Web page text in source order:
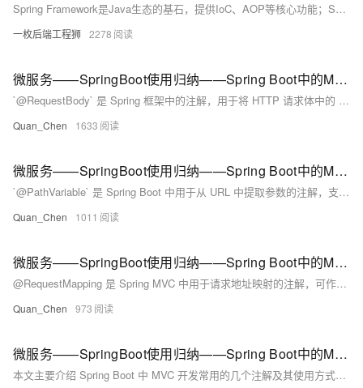
Spring Framework是Java生态的基石，提供IoC、AOP等核心功能；Spring MVC基于其构建，实现Web层MVC架构；Spring Boot则通过自动配置和内嵌服务器，极大简化了开发与部署。三者层层演进，Spring Boot并非替代，而是对前者的高效封装与增强，适用于微服务与快速开发，而深入理解Spring Framework有助于更好驾驭整体技术栈。
一枚后端工程狮 2278
微服务——SpringBoot使用归纳——Spring Boot中的MVC支持——@RequestBody
`@RequestBody` 是 Spring 框架中的注解，用于将 HTTP 请求体中的 JSON 数据自动映射为 Java 对象。例如，前端通过 POST 请求发送包含 `username` 和 `password` 的 JSON 数据，后端可通过带有 `@RequestBody` 注解的方法参数接收并处理。此注解适用于传递复杂对象的场景，简化了数据解析过程。与表单提交不同，它主要用于接收 JSON 格式的实体数据。
Quan_Chen 1633
微服务——SpringBoot使用归纳——Spring Boot中的MVC支持——@PathVariable
`@PathVariable` 是 Spring Boot 中用于从 URL 中提取参数的注解，支持 RESTful 风格接口开发。例如，通过 `@GetMapping(&quot;/user/{id}&quot;)` 可以将 URL 中的 `{id}` 参数自动映射到方法参数中。若参数名不一致，可通过 `@PathVariable(&quot;自定义名&quot;)` 指定绑定关系。此外，还支持多参数占位符，如 `/user/{id}/{name}`，分别映射到方法中的多个参数。运行项目后，访问指定 URL 即可验证参数是否正确接收。
Quan_Chen 1011
微服务——SpringBoot使用归纳——Spring Boot中的MVC支持——@RequestMapping
@RequestMapping 是 Spring MVC 中用于请求地址映射的注解，可作用于类或方法上。类级别定义控制器父路径，方法级别进一步指定处理逻辑。常用属性包括 value（请求地址）、method（请求类型，如 GET/POST 等，默认 GET）和 produces（返回内容类型）。例如：`@RequestMapping(value = &quot;/test&quot;, produces = &quot;application/json; charset=UTF-8&quot;)`。此外，针对不同请求方式还有简化注解，如 @GetMapping、@PostMapping 等。
Quan_Chen 973
微服务——SpringBoot使用归纳——Spring Boot中的MVC支持——@RestController
本文主要介绍 Spring Boot 中 MVC 开发常用的几个注解及其使用方式，包括 `@RestController`、`@RequestMapping`、`@PathVariable`、`@RequestParam` 和 `@RequestBody`。其中重点讲解了 `@RestController` 注解的构成与特点：它是 `@Controller` 和 `@ResponseBody` 的结合体，适用于返回 JSON 数据的场景。文章还指出，在需要模板渲染（如 Thymeleaf）而非前后端分离的情况下，应使用 `@Controller` 而非 `@RestController`